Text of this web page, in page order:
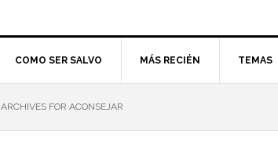
COMO SER SALVO MÁS RECIÉN TEMAS
ARCHIVES FOR ACONSEJAR